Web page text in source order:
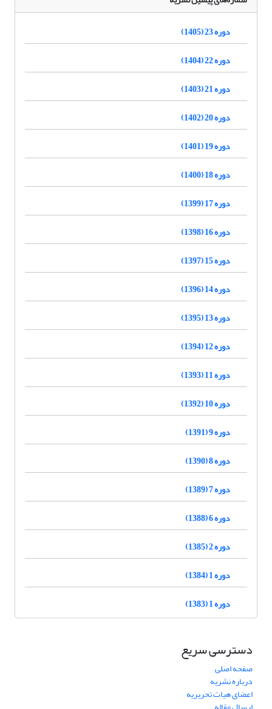
دوره 23 (1405)
دوره 22 (1404)
دوره 21 (1403)
دوره 20 (1402)
دوره 19 (1401)
دوره 18 (1400)
دوره 17 (1399)
دوره 16 (1398)
دوره 15 (1397)
دوره 14 (1396)
دوره 13 (1395)
دوره 12 (1394)
دوره 11 (1393)
دوره 10 (1392)
دوره 9 (1391)
دوره 8 (1390)
دوره 7 (1389)
دوره 6 (1388)
دوره 2 (1385)
دوره 1 (1384)
دوره 1 (1383)
دسترسی سریع
صفحه اصلی
درباره نشریه
اعضای هیات تحریریه